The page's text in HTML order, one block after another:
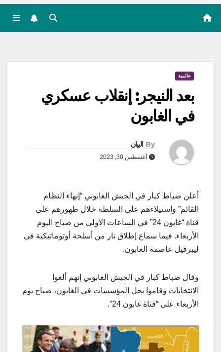
عالمية
بعد النيجر: إنقلاب عسكري
في الغابون
By البيان
أغسطس 30, 2023
أعلن ضباط كبار في الجيش الغابوني “إنهاء النظام
القائم” واستيلاءهم على السلطة خلال ظهورهم على
قناة “غابون 24” في الساعات الأولى من صباح اليوم
الأربعاء. فيما سماع إطلاق نار من أسلحة أوتوماتيكية في
ليبرفيل عاصمة الغابون.
وقال ضباط كبار في الجيش الغابوني إنهم ألغوا
الانتخابات وقاموا بحل المؤسسات في الغابون، صباح يوم
الأربعاء على “قناة غابون 24”.